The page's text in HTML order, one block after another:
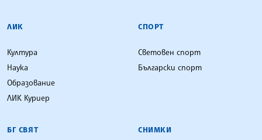
ЛИК
Култура
Наука
Образование
ЛИК Куриер
СПОРТ
Световен спорт
Български спорт
БГ СВЯТ СНИМКИ